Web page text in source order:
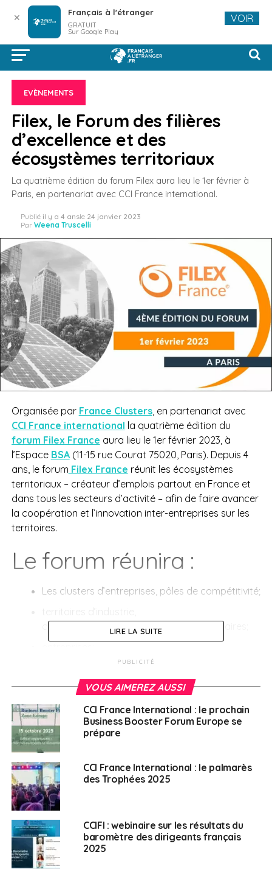
EVÈNEMENTS
Filex, le Forum des filières
d’excellence et des
écosystèmes territoriaux
La quatrième édition du forum Filex aura lieu le 1er février à
Paris, en partenariat avec CCI France international.
Publié il y a 4 ansle 24 janvier 2023
Par Weena Truscelli
Organisée par France Clusters, en partenariat avec
CCI France international la quatrième édition du
forum Filex France aura lieu le 1er février 2023, à
l’Espace BSA(11-15 rue Courat 75020, Paris). Depuis 4
ans, le forum Filex France réunit les écosystèmes
territoriaux – créateur d’emplois partout en France et
dans tous les secteurs d’activité – afin de faire avancer
la coopération et l’innovation inter-entreprises sur les
territoires.
Le forum réunira :
Les clusters d’entreprises, pôles de compétitivité;
collectivités territoriales, agences, consulaires;
écoles et universités.
Au programme de Filex 2023 :
Des rendez-vousopportunités en B2B
Trophées – Remise des prix
Pitchs Initiatives
Ateliers experts
Plus d’informations
SUJETS ASSOCIÉS: CCI FI FORUM
A SUIVRE
LIRE LA SUITE
PUBLICITÉ
VOUS AIMEREZ AUSSI
CCI France International : le prochain
Business Booster Forum Europe se
prépare
CCI France International : le palmarès
des Trophées 2025
CCIFI : webinaire sur les résultats du
baromètre des dirigeants français
2025
✕ Français à l'étranger
GRATUIT
Sur Google Play
VOIR